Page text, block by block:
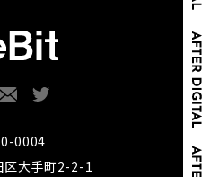
0004
区大手町2-2-1